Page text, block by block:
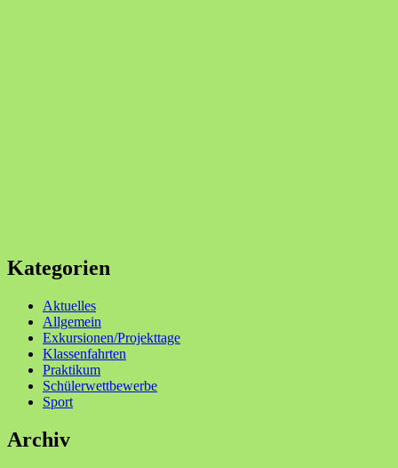
Kategorien
Aktuelles
Allgemein
Exkursionen/Projekttage
Klassenfahrten
Praktikum
Schülerwettbewerbe
Sport
Archiv